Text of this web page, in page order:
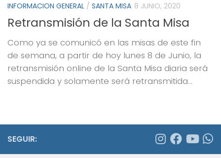
INFORMACION GENERAL / SANTA MISA 8 JUNIO, 2020
Retransmisión de la Santa Misa
Como ya se comunicó en las misas de este fin
de semana, a partir de hoy lunes 8 de Junio, la
retransmisión online de la Santa Misa diaria será
suspendida y solamente será retransmitida...
SEGUIR: